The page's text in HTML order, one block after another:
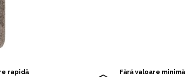
rapidă Fără valoare